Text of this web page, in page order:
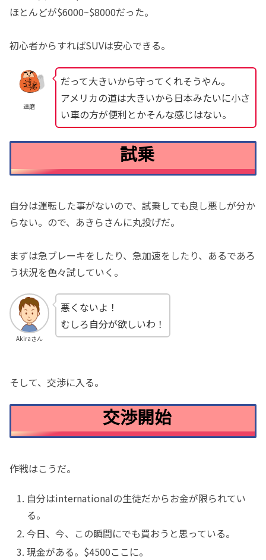
ほとんどが$6000~$8000だった。
初心者からすればSUVは安心できる。
達磨
だって大きいから守ってくれそうやん。
アメリカの道は大きいから日本みたいに小さ
い車の方が便利とかそんな感じはない。
試乗
自分は運転した事がないので、試乗しても良し悪しが分か
らない。ので、あきらさんに丸投げだ。
まずは急ブレーキをしたり、急加速をしたり、あるであろ
う状況を色々試していく。
Akiraさん
悪くないよ！
むしろ自分が欲しいわ！
そして、交渉に入る。
交渉開始
作戦はこうだ。
自分はinternationalの生徒だからお金が限られてい
る。
今日、今、この瞬間にでも買おうと思っている。
現金がある。$4500ここに。